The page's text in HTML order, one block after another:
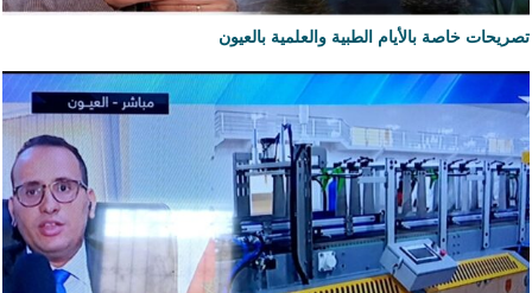
تصريحات خاصة بالأيام الطبية والعلمية بالعيون